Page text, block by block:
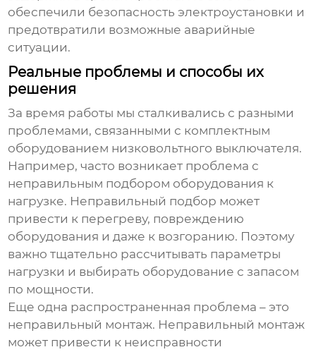
обеспечили безопасность электроустановки и
предотвратили возможные аварийные
ситуации.
Реальные проблемы и способы их
решения
За время работы мы сталкивались с разными
проблемами, связанными с комплектным
оборудованием низковольтного выключателя.
Например, часто возникает проблема с
неправильным подбором оборудования к
нагрузке. Неправильный подбор может
привести к перегреву, повреждению
оборудования и даже к возгоранию. Поэтому
важно тщательно рассчитывать параметры
нагрузки и выбирать оборудование с запасом
по мощности.
Еще одна распространенная проблема – это
неправильный монтаж. Неправильный монтаж
может привести к неисправности